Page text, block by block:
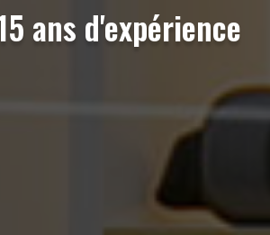
ans d'expérience